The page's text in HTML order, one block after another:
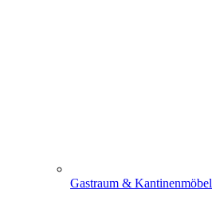
Gastraum & Kantinenmöbel